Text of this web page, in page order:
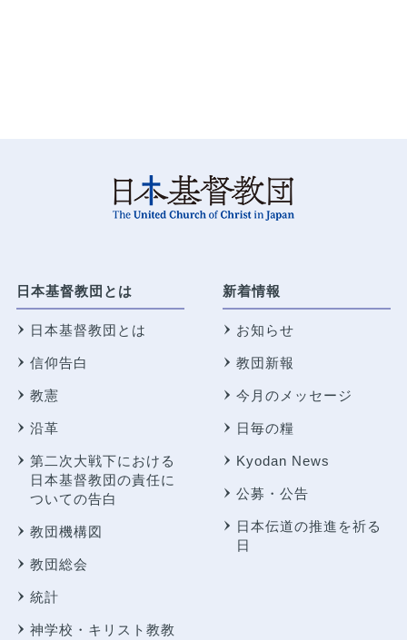
日本基督教団とは
日本基督教団とは
信仰告白
教憲
沿革
第二次大戦下における
日本基督教団の責任に
ついての告白
教団機構図
教団総会
統計
神学校・キリスト教教
新着情報
お知らせ
教団新報
今月のメッセージ
日毎の糧
Kyodan News
公募・公告
日本伝道の推進を祈る
日